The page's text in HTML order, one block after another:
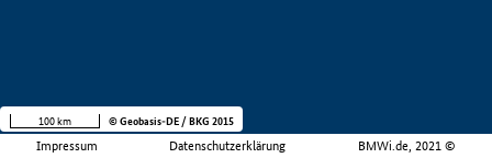
Impressum Datenschutzerklärung BMWi.de, 2021 ©
100 km © Geobasis-DE / BKG 2015